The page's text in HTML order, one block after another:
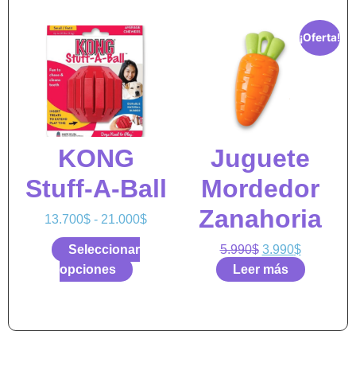
KONG
Stuff-A-Ball
13.700$ - 21.000$
Seleccionar
opciones
¡Oferta!
Juguete
Mordedor
Zanahoria
5.990$ 3.990$
Leer más